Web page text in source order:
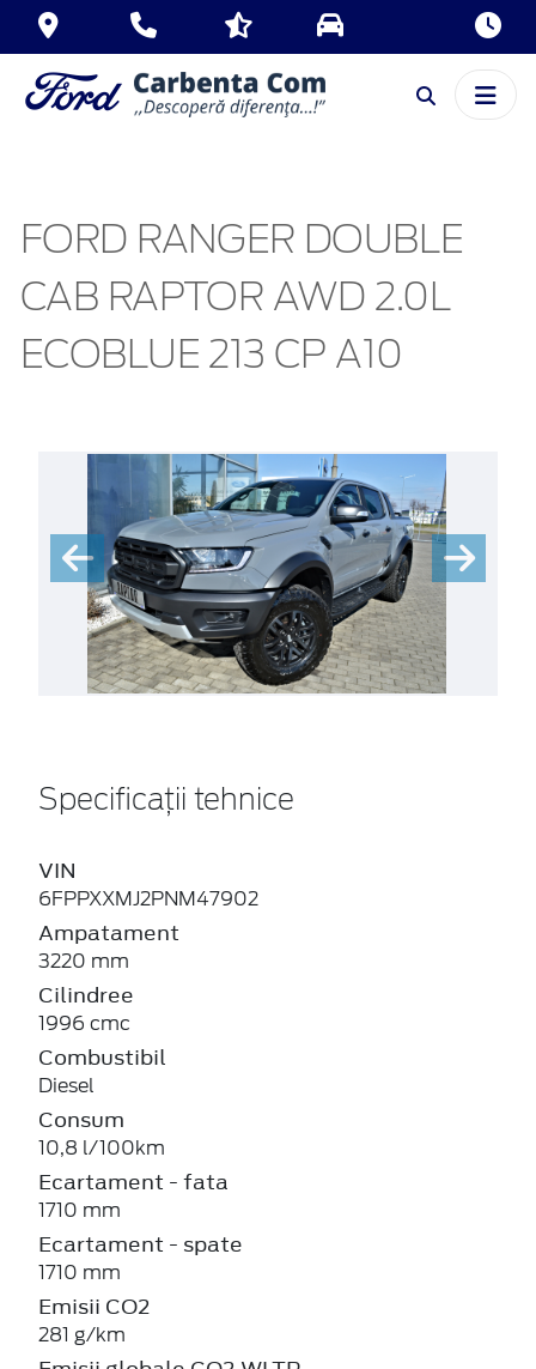
FORD RANGER DOUBLE
CAB RAPTOR AWD 2.0L
ECOBLUE 213 CP A10
Specificații tehnice
VIN
6FPPXXMJ2PNM47902
Ampatament
3220 mm
Cilindree
1996 cmc
Combustibil
Diesel
Consum
10,8 l/100km
Ecartament - fata
1710 mm
Ecartament - spate
1710 mm
Emisii CO2
281 g/km